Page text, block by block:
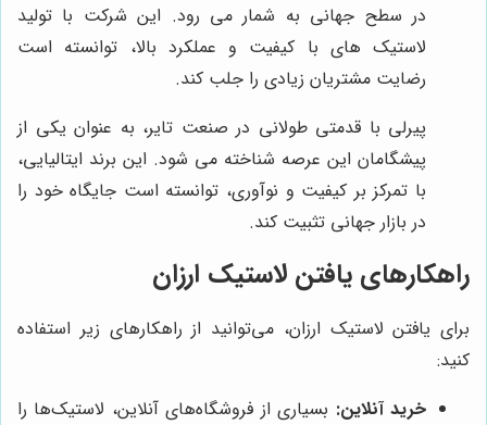
در سطح جهانی به شمار می رود. این شرکت با تولید
لاستیک های با کیفیت و عملکرد بالا، توانسته است
رضایت مشتریان زیادی را جلب کند.
پیرلی با قدمتی طولانی در صنعت تایر، به عنوان یکی از
پیشگامان این عرصه شناخته می شود. این برند ایتالیایی،
با تمرکز بر کیفیت و نوآوری، توانسته است جایگاه خود را
در بازار جهانی تثبیت کند.
راهکارهای یافتن لاستیک ارزان
برای یافتن لاستیک ارزان، می‌توانید از راهکارهای زیر استفاده
کنید:
خرید آنلاین: بسیاری از فروشگاه‌های آنلاین، لاستیک‌ها را